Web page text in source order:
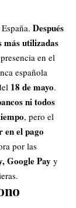
Después
más utilizadas
en el
española
18 de mayo.
ni todos
, pero el
el pago
por las
GooglePay y